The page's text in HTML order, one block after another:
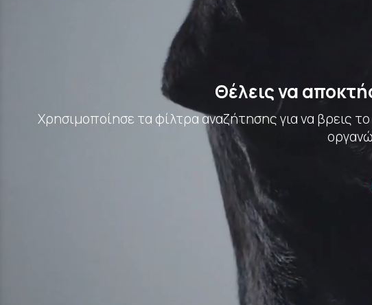
Θέλεις να
Χρησιμοποίησε τα φίλτρα αναζήτησης για να βρεις